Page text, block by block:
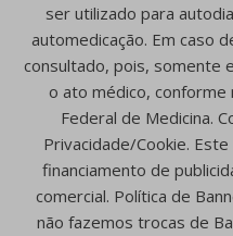
ser utilizado para
automedicação. Em caso
consultado, pois, somente
o ato médico, conforme
Federal de Medicina.
Privacidade/Cookie.
financiamento de
comercial. Política de
não fazemos trocas de